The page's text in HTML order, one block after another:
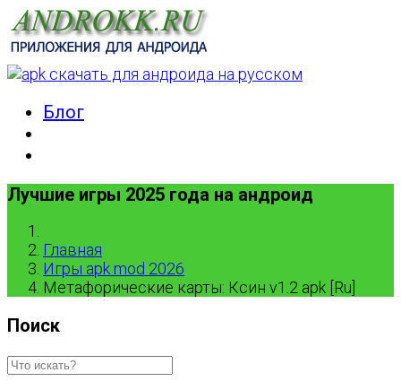
Блог
Лучшие игры 2025 года на андроид
Главная
Игры apk mod 2026
Метафорические карты: Ксин v1.2 apk [Ru]
Поиск